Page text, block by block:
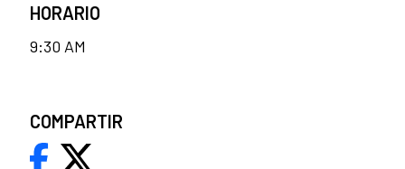
HORARIO
9:30 AM
COMPARTIR